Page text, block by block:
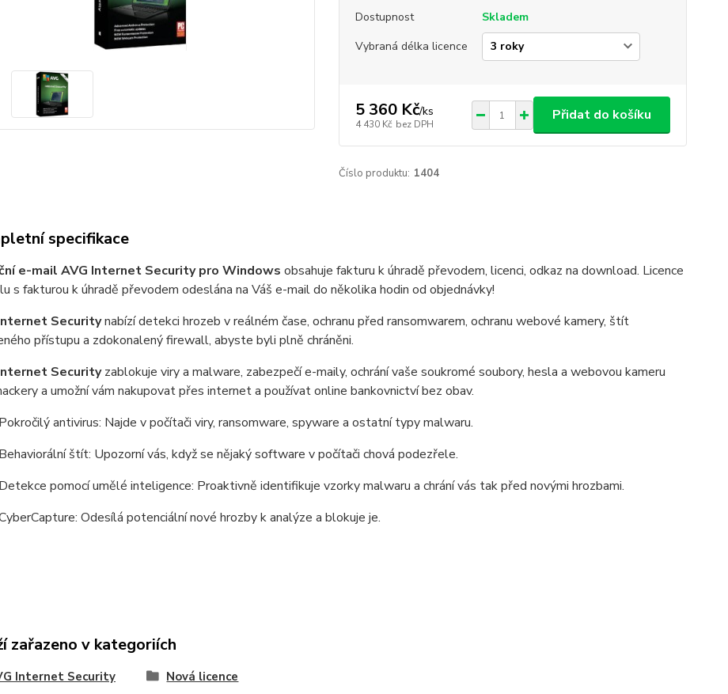
Dostupnost
Skladem
Vybraná délka licence
5 360 Kč/ks
4 430 Kč bez DPH
Přidat do košíku
Číslo produktu: 1404
specifikace
e-mail AVG Internet Security pro Windows obsahuje fakturu k úhradě převodem, licenci, odkaz na download. Licence
s fakturou k úhradě převodem odeslána na Váš e-mail do několika hodin od objednávky!
Securitynabízí detekci hrozeb v reálném čase, ochranu před ransomwarem, ochranu webové kamery, štít
přístupu a zdokonalený firewall, abyste byli plně chráněni.
Securityzablokuje viry a malware, zabezpečí e-maily, ochrání vaše soukromé soubory, hesla a webovou kameru
a umožní vám nakupovat přes internet a používat online bankovnictví bez obav.
Pokročilý antivirus: Najde v počítači viry, ransomware, spyware a ostatní typy malwaru.
Behaviorální štít: Upozorní vás, když se nějaký software v počítači chová podezřele.
Detekce pomocí umělé inteligence: Proaktivně identifikuje vzorky malwaru a chrání vás tak před novými hrozbami.
Odesílá potenciální nové hrozby k analýze a blokuje je.
zařazeno v kategoriích
Internet Security Nová licence